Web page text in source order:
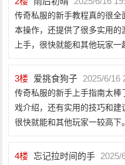
传奇私服的新手教程真的很
本操作，还提供了很多实用
上手，很快就能和其他玩家一
3楼 爱挑食狗子 2025/6/16
传奇私服的新手上手指南太
戏介绍，还有实用的技巧和建
很快就能和其他玩家一较高下。
4楼 忘记拉时间的手 2025/